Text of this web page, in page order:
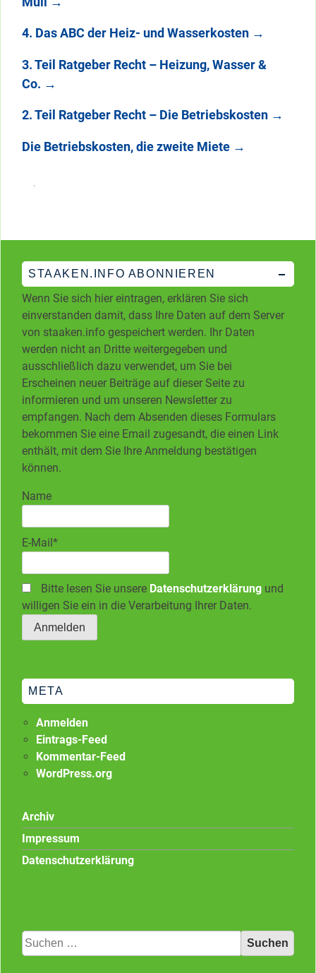
4. Das ABC der Heiz- und Wasserkosten →
3. Teil Ratgeber Recht – Heizung, Wasser &
Co. →
2. Teil Ratgeber Recht – Die Betriebskosten →
Die Betriebskosten, die zweite Miete →
STAAKEN.INFO ABONNIEREN
Wenn Sie sich hier eintragen, erklären Sie sich
einverstanden damit, dass Ihre Daten auf dem Server
von staaken.info gespeichert werden. Ihr Daten
werden nicht an Dritte weitergegeben und
ausschließlich dazu verwendet, um Sie bei
Erscheinen neuer Beiträge auf dieser Seite zu
informieren und um unseren Newsletter zu
empfangen. Nach dem Absenden dieses Formulars
bekommen Sie eine Email zugesandt, die einen Link
enthält, mit dem Sie Ihre Anmeldung bestätigen
können.
Name
E-Mail*
Bitte lesen Sie unsere Datenschutzerklärung und
willigen Sie ein in die Verarbeitung Ihrer Daten.
META
Anmelden
Eintrags-Feed
Kommentar-Feed
WordPress.org
Archiv
Impressum
Datenschutzerklärung
Suchen
nach: